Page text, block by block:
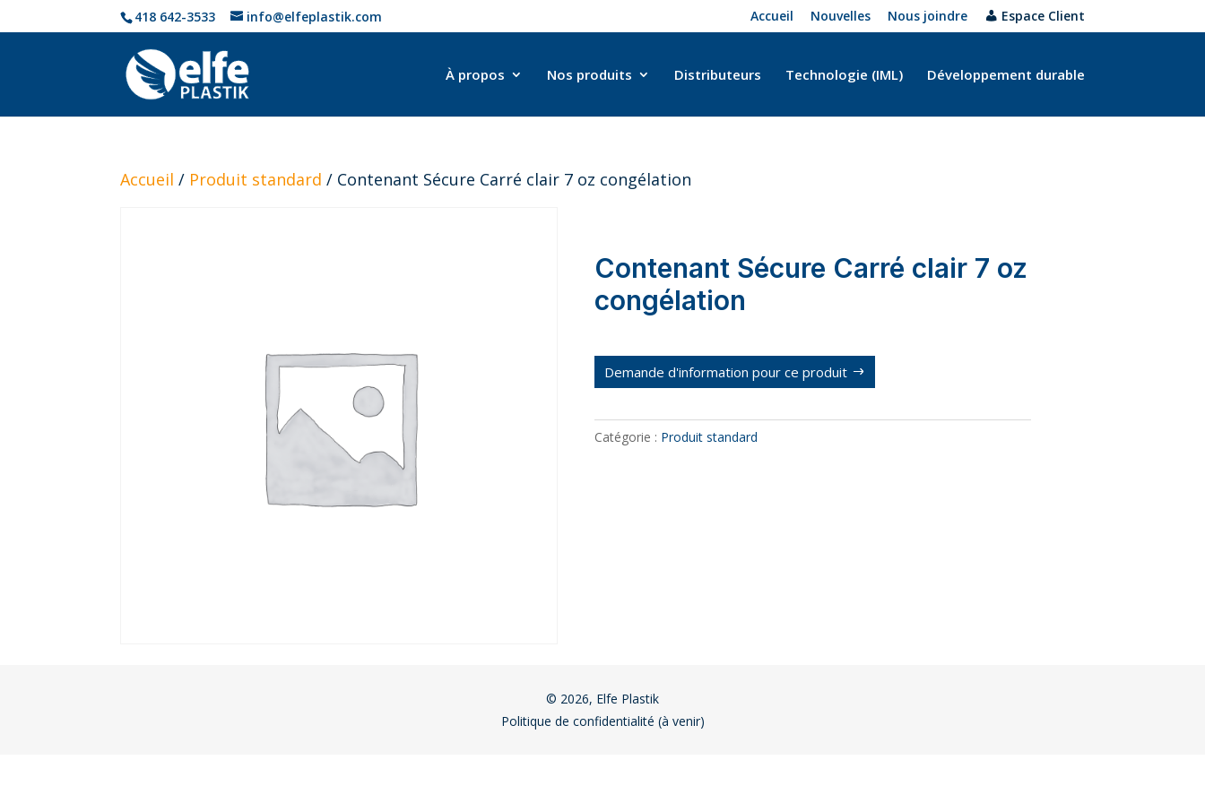
418 642-3533 info@elfeplastik.com Accueil Nouvelles Nous joindre Espace Client
À propos Nos produits Distributeurs Technologie (IML) Développement durable
Accueil / Produit standard / Contenant Sécure Carré clair 7 oz congélation
Contenant Sécure Carré clair 7 oz
congélation
Demande d'information pour ce produit
Catégorie : Produit standard
© 2026, Elfe Plastik
Politique de confidentialité (à venir)